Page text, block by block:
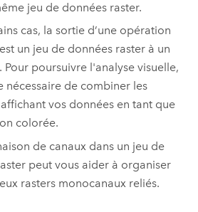
jeu de données raster.
cas, la sortie d’une opération
un jeu de données raster à un
Pour poursuivre l'analyse visuelle,
nécessaire de combiner les
vos données en tant que
colorée.
de canaux dans un jeu de
peut vous aider à organiser
rasters monocanaux reliés.